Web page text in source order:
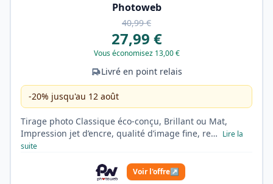
Photoweb
40,99 €
27,99 €
Vous économisez 13,00 €
Livré en point relais
-20% jusqu'au 12 août
Tirage photo Classique éco-conçu, Brillant ou Mat,
Impression jet d’encre, qualité d’image fine, re… Lire la
suite
Voir l'offre↗